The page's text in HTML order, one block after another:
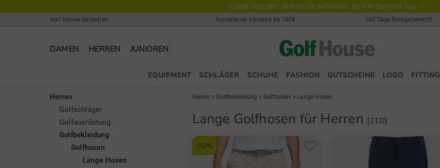
Eiskalt reduziert. Sichern Sie sich bis zu 50 % im Summer Sale >>
Golf House Garantien kostenloser Versand ab 100€ 100 Tage Rückgaberecht
DAMEN HERREN JUNIOREN
EQUIPMENT SCHLÄGER SCHUHE FASHION GUTSCHEINE LOGO FITTING
Herren
Golfschläger
Golfausrüstung
Golfbekleidung
Golfhosen
Lange Hosen
Herren > Golfbekleidung > Golfhosen > Lange Hosen
Lange Golfhosen für Herren [210]
-50%